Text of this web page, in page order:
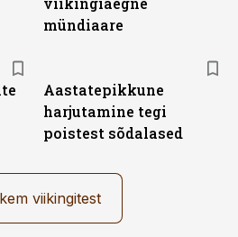
mündiaare
Aastatepikkune
harjutamine tegi
poistest sõdalased
viikingitest